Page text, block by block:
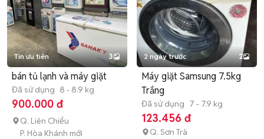
Tin ưu tiên 3
bán tủ lạnh và máy giặt
Đã sử dụng 8 - 8.9 kg
900.000 đ
Q. Liên Chiểu
P. Hòa Khánh mới
2 ngày trước 2
Máy giặt Samsung 7.5kg
Trắng
Đã sử dụng 7 - 7.9 kg
123.456 đ
Q. Sơn Trà